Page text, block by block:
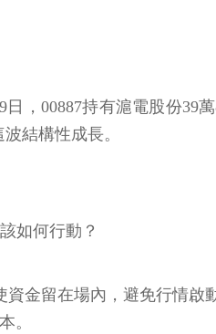
，00887持有滬電股份39
結構性成長。
如何行動？
金留在場內，避免行情啟
。